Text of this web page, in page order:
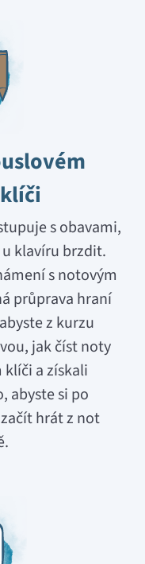
s obavami,
klavíru brzdit.
s notovým
průprava hraní
z kurzu
jak číst noty
klíči a získali
abyste si po
hrát z not